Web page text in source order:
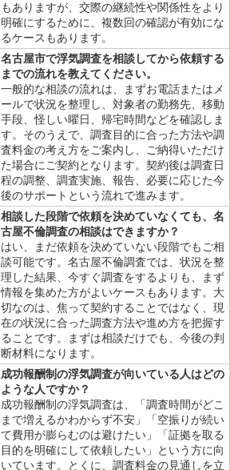
もありますが、交際の継続性や関係性をより
明確にするために、複数回の確認が有効にな
るケースもあります。
名古屋市で浮気調査を相談してから依頼する
までの流れを教えてください。
一般的な相談の流れは、まずお電話またはメ
ールで状況を整理し、対象者の勤務先、移動
手段、怪しい曜日、帰宅時間などを確認しま
す。そのうえで、調査目的に合った方法や調
査料金の考え方をご案内し、ご納得いただけ
た場合にご契約となります。契約後は調査日
程の調整、調査実施、報告、必要に応じた今
後のサポートという流れで進みます。
相談した段階で依頼を決めていなくても、名
古屋不倫調査の相談はできますか？
はい、まだ依頼を決めていない段階でもご相
談可能です。名古屋不倫調査では、状況を整
理した結果、今すぐ調査をするよりも、まず
情報を集めた方がよいケースもあります。大
切なのは、焦って契約することではなく、現
在の状況に合った調査方法や進め方を把握す
ることです。まずは相談だけでも、今後の判
断材料になります。
成功報酬制の浮気調査が向いている人はどの
ような人ですか？
成功報酬制の浮気調査は、「調査時間がどこ
まで増えるかわからず不安」「空振りが続い
て費用が膨らむのは避けたい」「証拠を取る
目的を明確にして依頼したい」という方に向
いています。とくに、調査料金の見通しを立